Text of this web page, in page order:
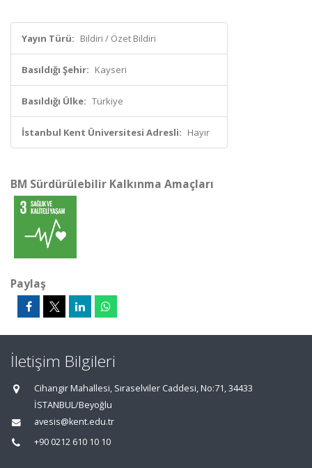
Yayın Türü: Bildiri / Özet Bildiri
Basıldığı Şehir: Kayseri
Basıldığı Ülke: Türkiye
İstanbul Kent Üniversitesi Adresli: Hayır
BM Sürdürülebilir Kalkınma Amaçları
Paylaş
İletişim Bilgileri
Cihangir Mahallesi, Sıraselviler Caddesi, No:71, 34433
İSTANBUL/Beyoğlu
avesis@kent.edu.tr
+90 0212 610 10 10